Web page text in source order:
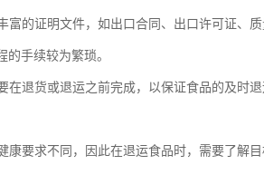
富的证明文件，如出口合同、出口许可证、
手续较为繁琐。
退货或退运之前完成，以保证食品的及时
康要求不同，因此在退运食品时，需要了解